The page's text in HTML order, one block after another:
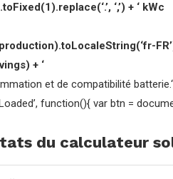
‘,’) + ‘ kWc
+ ‘
et de compatibilité batterie.
function(){ var btn =
du calculateur